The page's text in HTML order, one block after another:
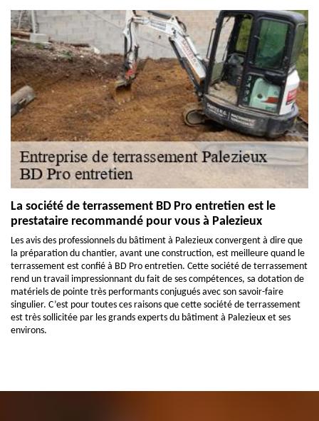
La société de terrassement BD Pro entretien est le
prestataire recommandé pour vous à Palezieux
Les avis des professionnels du bâtiment à Palezieux convergent à dire que
la préparation du chantier, avant une construction, est meilleure quand le
terrassement est confié à BD Pro entretien. Cette société de terrassement
rend un travail impressionnant du fait de ses compétences, sa dotation de
matériels de pointe très performants conjugués avec son savoir-faire
singulier. C’est pour toutes ces raisons que cette société de terrassement
est très sollicitée par les grands experts du bâtiment à Palezieux et ses
environs.